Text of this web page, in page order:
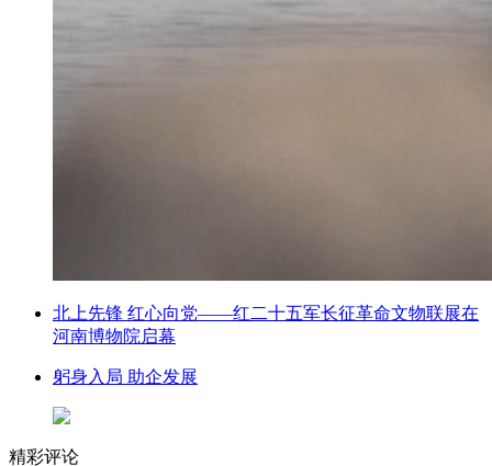
北上先锋 红心向党——红二十五军长征革命文物联展在
河南博物院启幕
躬身入局 助企发展
精彩评论